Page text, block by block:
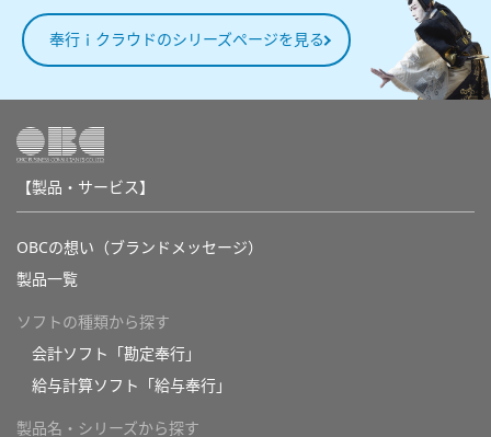
奉行ｉクラウドのシリーズページを見る
【製品・サービス】
OBCの想い（ブランドメッセージ）
製品一覧
ソフトの種類から探す
会計ソフト「勘定奉行」
給与計算ソフト「給与奉行」
製品名・シリーズから探す